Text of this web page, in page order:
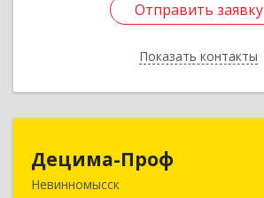
Отправить заявку
Показать контакты
Отправить заявку
Назад
Децима-Проф
Невинномысск
357100, Ставропольский край,